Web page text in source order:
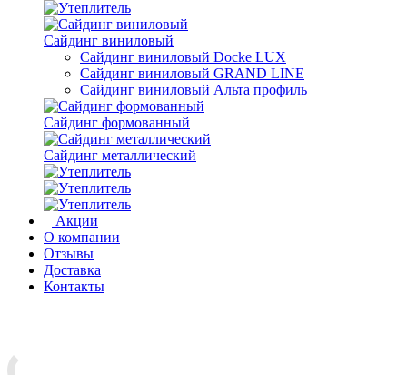
Сайдинг виниловый
Сайдинг виниловый Docke LUX
Сайдинг виниловый GRAND LINE
Сайдинг виниловый Альта профиль
Сайдинг формованный
Сайдинг металлический
Акции
О компании
Отзывы
Доставка
Контакты